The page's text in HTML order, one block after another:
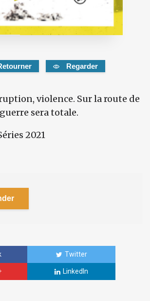
Regarder
violence. Sur la route de
sera totale.
2021
Twitter
LinkedIn